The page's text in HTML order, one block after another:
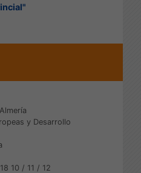
y Desarrollo
10 / 11 / 12